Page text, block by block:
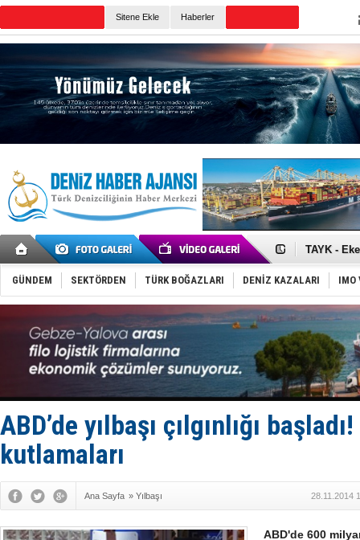
Sitene Ekle Haberler
Van’da
TAYK -
İstanbul
Tersane
İngiliz
FESCO,
DESE,
35 milyon
İnsansız
Yüzyıl
Derince,
GÜNDEM SEKTÖRDEN TÜRK BOĞAZLARI DENİZ KAZALARI IMO
ABD’de yılbaşı çılgınlığı
kutlamaları
Ana Sayfa » Yılbaşı 28.11.2014
ABD'de 600